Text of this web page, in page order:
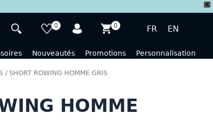
X
0 0 FR EN
Nouveautés Promotions Personnalisation
/ SHORT ROWING HOMME GRIS
HOMME